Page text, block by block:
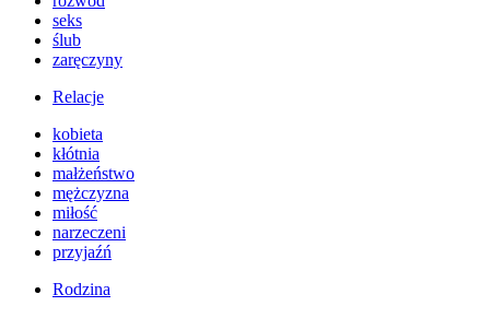
seks
ślub
zaręczyny
Relacje
kobieta
kłótnia
małżeństwo
mężczyzna
miłość
narzeczeni
przyjaźń
Rodzina